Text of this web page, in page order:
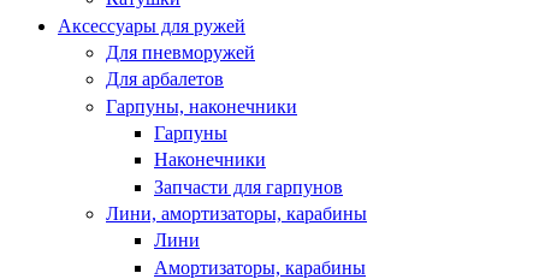
Аксессуары для ружей
Для пневморужей
Для арбалетов
Гарпуны, наконечники
Гарпуны
Наконечники
Запчасти для гарпунов
Лини, амортизаторы, карабины
Лини
Амортизаторы, карабины